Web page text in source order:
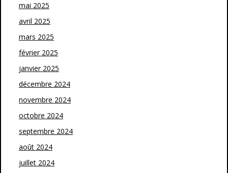
mai 2025
avril 2025
mars 2025
février 2025
janvier 2025
décembre 2024
novembre 2024
octobre 2024
septembre 2024
août 2024
juillet 2024